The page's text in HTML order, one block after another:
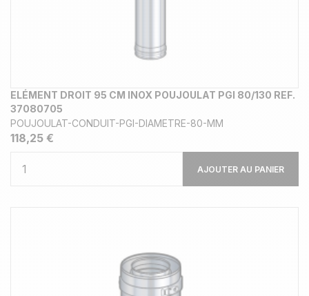
ELÉMENT DROIT 95 CM INOX POUJOULAT PGI 80/130 REF.
37080705
POUJOULAT-CONDUIT-PGI-DIAMETRE-80-MM
118,25 €
AJOUTER AU PANIER